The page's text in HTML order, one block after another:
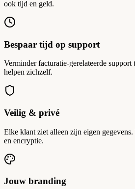
ook tijd en geld.
Bespaar tijd op support
Verminder facturatie-gerelateerde
helpen zichzelf.
Veilig & privé
Elke klant ziet alleen zijn eigen
en encryptie.
Jouw branding